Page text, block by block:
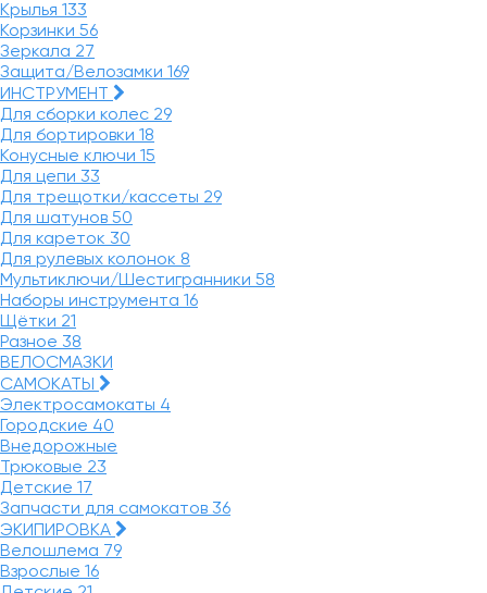
Крылья 133
Корзинки 56
Зеркала 27
Защита/Велозамки 169
ИНСТРУМЕНТ
Для сборки колес 29
Для бортировки 18
Конусные ключи 15
Для цепи 33
Для трещотки/кассеты 29
Для шатунов 50
Для кареток 30
Для рулевых колонок 8
Мультиключи/Шестигранники 58
Наборы инструмента 16
Щётки 21
Разное 38
ВЕЛОСМАЗКИ
САМОКАТЫ
Электросамокаты 4
Городские 40
Внедорожные
Трюковые 23
Детские 17
Запчасти для самокатов 36
ЭКИПИРОВКА
Велошлема 79
Взрослые 16